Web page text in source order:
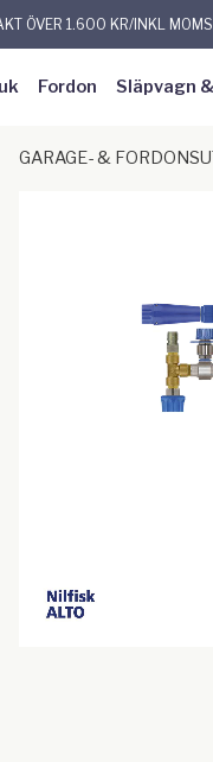
ÖVER 1.600 KR/INKL MOMS
Fordon Släpvagn
GARAGE- &